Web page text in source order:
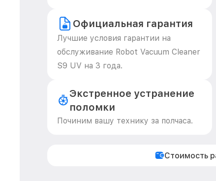
Официальная гарантия
Лучшие условия гарантии на
обслуживание Robot Vacuum Cleaner
S9 UV на 3 года.
Экстренное устранение
поломки
Починим вашу технику за полчаса.
Стоимость